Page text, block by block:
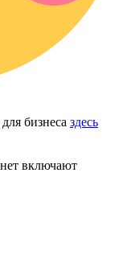
бизнеса здесь
включают